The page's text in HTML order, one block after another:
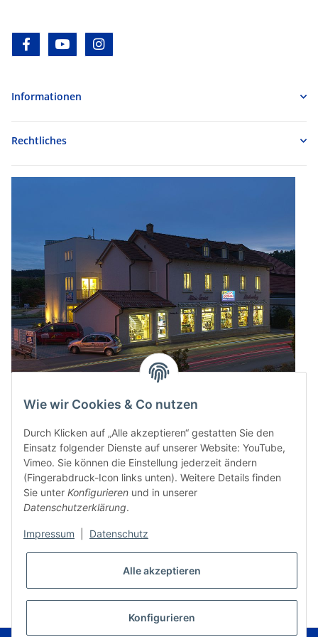
Wie wir Cookies & Co nutzen
Durch Klicken auf „Alle akzeptieren“ gestatten Sie den
Einsatz folgender Dienste auf unserer Website: YouTube,
Vimeo. Sie können die Einstellung jederzeit ändern
(Fingerabdruck-Icon links unten). Weitere Details finden
Sie unter Konfigurieren und in unserer
Datenschutzerklärung.
Impressum Datenschutz
Alle akzeptieren
Konfigurieren
facebookyoutube
Informationen
Rechtliches
* Alle Preise inkl. gesetzlicher USt., zzgl.
VERTRAG WIDERRUFEN